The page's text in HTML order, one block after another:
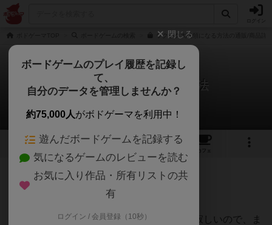
ラクラク大統領になる方法の通販/商品詳
ラクラク大統領になる方法
たかさんのレビュー
7 3
カフェ
520名 4名 0 7年弱前
結構良いゲームなのにレビューが少なくて寂しいので、ま
閉じる
ボードゲームのプレイ履歴を記録し
て、
自分のデータを管理しませんか？
約75,000人がボドゲーマを利用中！
遊んだボードゲームを記録する
気になるゲームのレビューを読む
お気に入り作品・所有リストの共
有
ログイン / 会員登録（10秒）